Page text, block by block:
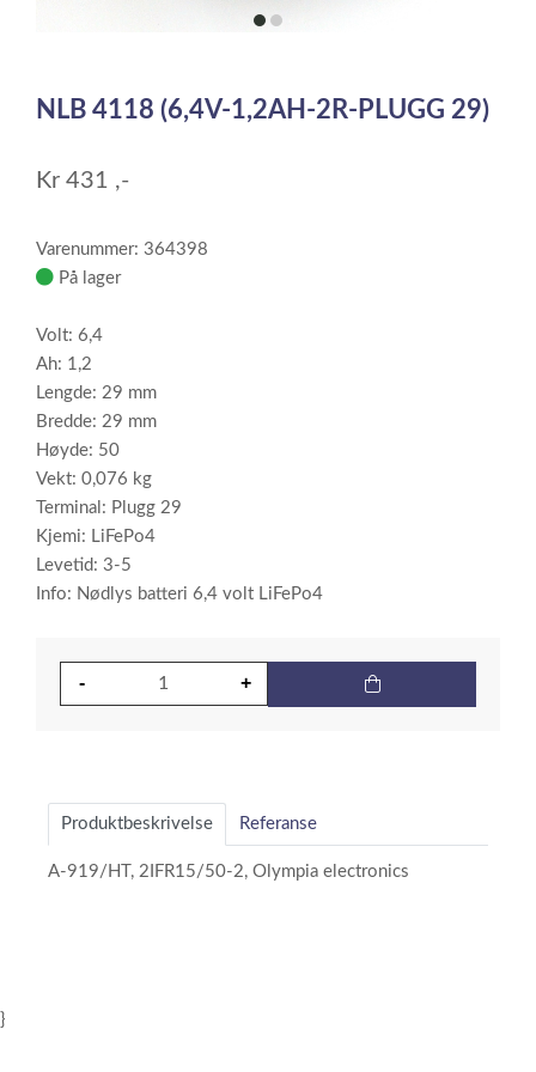
itemitem
of
NLB 4118 (6,4V-1,2AH-2R-PLUGG 29)
Kr 431 ,-
Varenummer: 364398
På lager
Volt: 6,4
Ah: 1,2
Lengde: 29 mm
Bredde: 29 mm
Høyde: 50
Vekt: 0,076 kg
Terminal: Plugg 29
Kjemi: LiFePo4
Levetid: 3-5
Info: Nødlys batteri 6,4 volt LiFePo4
Produktbeskrivelse Referanse
A-919/HT, 2IFR15/50-2, Olympia electronics
}